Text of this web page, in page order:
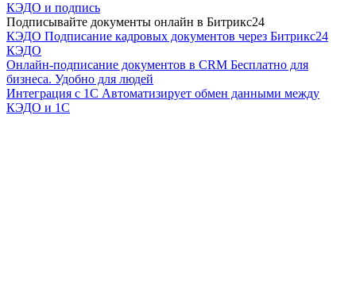
КЭДО и подпись
Подписывайте документы онлайн в Битрикс24
КЭДО Подписание кадровых документов через Битрикс24
КЭДО
Онлайн-подписание документов в CRM Бесплатно для
бизнеса. Удобно для людей
Интеграция с 1С Автоматизирует обмен данными между
КЭДО и 1С